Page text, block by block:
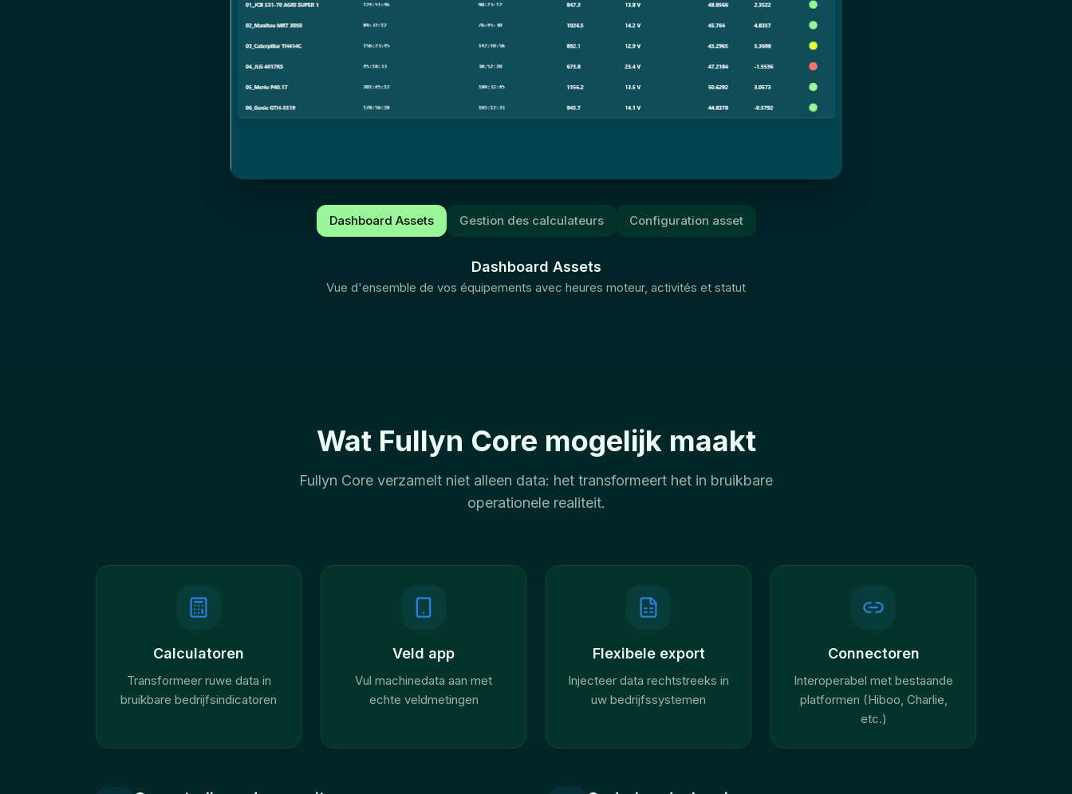
Dashboard Assets Gestion des calculateurs Configuration asset
Dashboard Assets
Vue d'ensemble de vos équipements avec heures moteur, activités et statut
Wat Fullyn Core mogelijk maakt
Fullyn Core verzamelt niet alleen data: het transformeert het in bruikbare
operationele realiteit.
Calculatoren
Transformeer ruwe data in
bruikbare bedrijfsindicatoren
Veld app
Vul machinedata aan met
echte veldmetingen
Flexibele export
Injecteer data rechtstreeks in
uw bedrijfssystemen
Connectoren
Interoperabel met bestaande
platformen (Hiboo, Charlie,
etc.)